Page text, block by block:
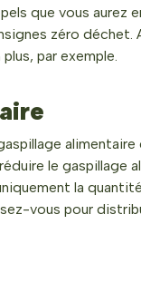
que vous aurez
zéro déchet.
par exemple.
alimentaire
le gaspillage
la
vous pour